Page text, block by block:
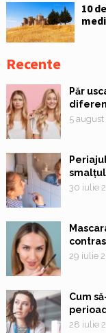
10
Recente
Păr
5
smalțul
30 iulie
29 iulie
Cum
28 iulie